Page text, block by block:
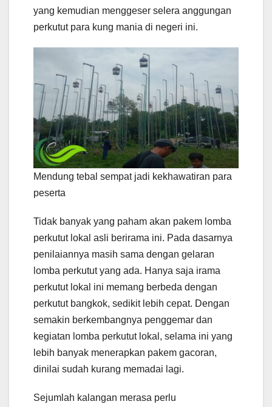
yang kemudian menggeser selera anggungan
perkutut para kung mania di negeri ini.
Mendung tebal sempat jadi kekhawatiran para
peserta
Tidak banyak yang paham akan pakem lomba
perkutut lokal asli berirama ini. Pada dasarnya
penilaiannya masih sama dengan gelaran
lomba perkutut yang ada. Hanya saja irama
perkutut lokal ini memang berbeda dengan
perkutut bangkok, sedikit lebih cepat. Dengan
semakin berkembangnya penggemar dan
kegiatan lomba perkutut lokal, selama ini yang
lebih banyak menerapkan pakem gacoran,
dinilai sudah kurang memadai lagi.
Sejumlah kalangan merasa perlu